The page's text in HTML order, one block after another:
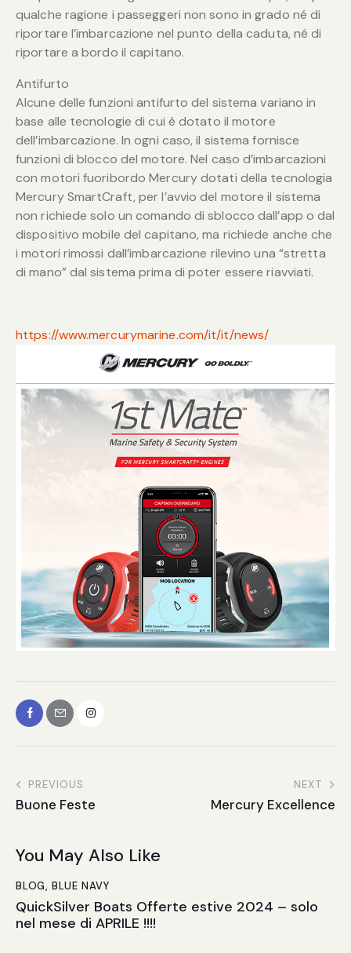
qualche ragione i passeggeri non sono in grado né di
riportare l’imbarcazione nel punto della caduta, né di
riportare a bordo il capitano.
Antifurto
Alcune delle funzioni antifurto del sistema variano in
base alle tecnologie di cui è dotato il motore
dell’imbarcazione. In ogni caso, il sistema fornisce
funzioni di blocco del motore. Nel caso d’imbarcazioni
con motori fuoribordo Mercury dotati della tecnologia
Mercury SmartCraft, per l’avvio del motore il sistema
non richiede solo un comando di sblocco dall’app o dal
dispositivo mobile del capitano, ma richiede anche che
i motori rimossi dall’imbarcazione rilevino una “stretta
di mano” dal sistema prima di poter essere riavviati.
https://www.mercurymarine.com/it/it/news/
PREVIOUS
Buone Feste
NEXT
Mercury Excellence
You May Also Like
BLOG, BLUE NAVY
QuickSilver Boats Offerte estive 2024 – solo
nel mese di APRILE !!!!